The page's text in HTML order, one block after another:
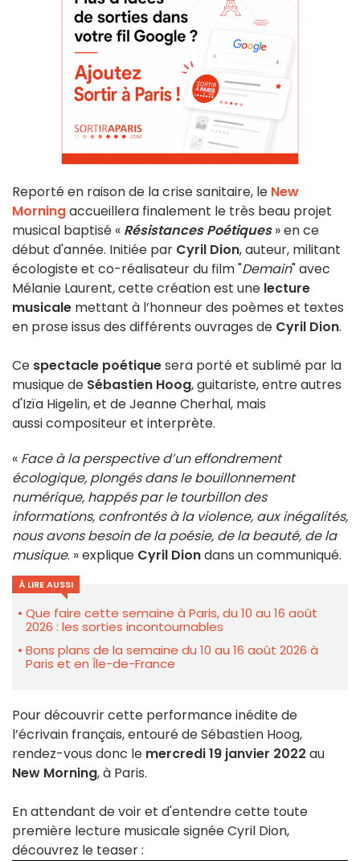
Reporté en raison de la crise sanitaire, le New
Morningaccueillera finalement le très beau projet
musical baptisé « Résistances Poétiques » en ce
début d'année. Initiée par Cyril Dion, auteur, militant
écologiste et co-réalisateur du film "Demain" avec
Mélanie Laurent, cette création est une lecture
musicale mettant à l’honneur des poèmes et textes
en prose issus des différents ouvrages de Cyril Dion.
Ce spectacle poétiquesera porté et sublimé par la
musique de Sébastien Hoog, guitariste, entre autres
d'Izïa Higelin, et de Jeanne Cherhal, mais
aussi compositeur et interprète.
« Face à la perspective d’un effondrement
écologique, plongés dans le bouillonnement
numérique, happés par le tourbillon des
informations, confrontés à la violence, aux inégalités,
nous avons besoin de la poésie, de la beauté, de la
musique. » explique Cyril Diondans un communiqué.
À LIRE AUSSI
Que faire cette semaine à Paris, du 10 au 16 août
2026 : les sorties incontournables
Bons plans de la semaine du 10 au 16 août 2026 à
Paris et en Île-de-France
Pour découvrir cette performance inédite de
l’écrivain français, entouré de Sébastien Hoog,
rendez-vous donc le mercredi 19 janvier 2022 au
New Morning, à Paris.
En attendant de voir et d'entendre cette toute
première lecture musicale signée Cyril Dion,
découvrez le teaser :